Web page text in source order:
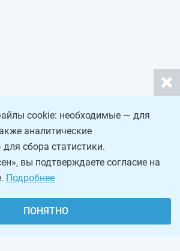
cookie: необходимые — для
аналитические
сбора статистики.
вы подтверждаете согласие на
Подробнее
ПОНЯТНО